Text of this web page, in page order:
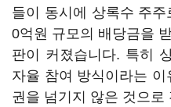
들이 동시에 상록수 주
0억원 규모의 배당금을
판이 커졌습니다. 특히
자율 참여 방식이라는
권을 넘기지 않은 것으로